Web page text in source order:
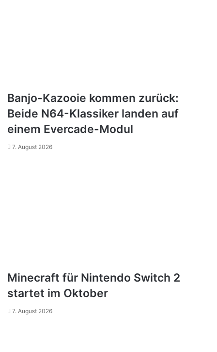
Banjo-Kazooie kommen zurück:
Beide N64-Klassiker landen auf
einem Evercade-Modul
7. August 2026
Minecraft für Nintendo Switch 2
startet im Oktober
7. August 2026